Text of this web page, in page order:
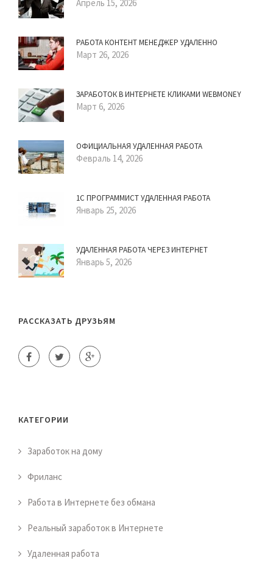
Апрель 15, 2026
РАБОТА КОНТЕНТ МЕНЕДЖЕР УДАЛЕННО
Март 26, 2026
ЗАРАБОТОК В ИНТЕРНЕТЕ КЛИКАМИ WEBMONEY
Март 6, 2026
ОФИЦИАЛЬНАЯ УДАЛЕННАЯ РАБОТА
Февраль 14, 2026
1С ПРОГРАММИСТ УДАЛЕННАЯ РАБОТА
Январь 25, 2026
УДАЛЕННАЯ РАБОТА ЧЕРЕЗ ИНТЕРНЕТ
Январь 5, 2026
РАССКАЗАТЬ ДРУЗЬЯМ
КАТЕГОРИИ
Заработок на дому
Фриланс
Работа в Интернете без обмана
Реальный заработок в Интернете
Удаленная работа